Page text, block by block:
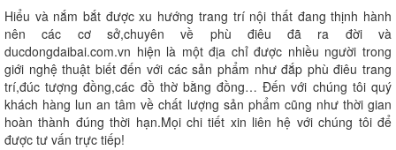
Hiểu và nắm bắt được xu hướng trang trí nội thất đang thịnh hành
nên các cơ sở,chuyên về phù điêu đã ra đời và
ducdongdaibai.com.vn hiện là một địa chỉ được nhiều người trong
giới nghệ thuật biết đến với các sản phẩm như đắp phù điêu trang
trí,đúc tượng đồng,các đồ thờ bằng đồng… Đến với chúng tôi quý
khách hàng lun an tâm về chất lượng sản phẩm cũng như thời gian
hoàn thành đúng thời hạn.Mọi chi tiết xin liên hệ với chúng tôi để
được tư vấn trực tiếp!